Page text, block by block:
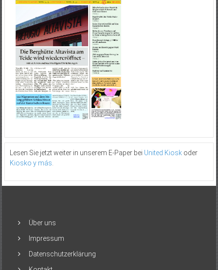
Lesen Sie jetzt weiter in unserem E-Paper bei United Kioskoder
Kiosko y más
Über uns
Impressum
Datenschutzerklärung